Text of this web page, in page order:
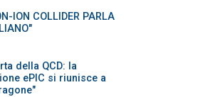
ION COLLIDER PARLA
della QCD: la
ePIC si riunisce a